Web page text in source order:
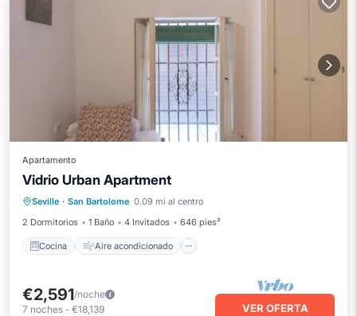
Apartamento
Vidrio Urban Apartment
Seville · San Bartolome 0.09 mi al centro
2 Dormitorios
1 Baño 4 Invitados 646 pies²
Cocina Aire acondicionado
Cocina Aire acondicionado
Apto para niños
€2,591/noche
7 noches - €18,139 VER OFERTA